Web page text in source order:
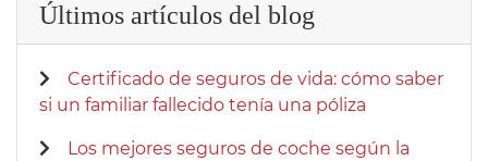
Últimos artículos del blog
Certificado de seguros de vida: cómo saber
si un familiar fallecido tenía una póliza
Los mejores seguros de coche según la